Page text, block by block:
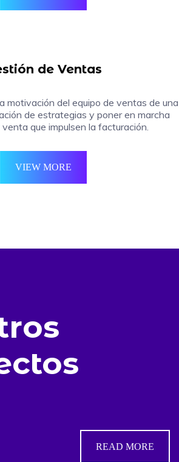
de Ventas
motivación del equipo de ventas de una
de estrategias y poner en marcha
que impulsen la facturación.
VIEW MORE
READ MORE